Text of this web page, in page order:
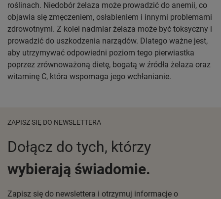
roślinach. Niedobór żelaza może prowadzić do anemii, co
objawia się zmęczeniem, osłabieniem i innymi problemami
zdrowotnymi. Z kolei nadmiar żelaza może być toksyczny i
prowadzić do uszkodzenia narządów. Dlatego ważne jest,
aby utrzymywać odpowiedni poziom tego pierwiastka
poprzez zrównoważoną dietę, bogatą w źródła żelaza oraz
witaminę C, która wspomaga jego wchłanianie.
ZAPISZ SIĘ DO NEWSLETTERA
Dołącz do tych, którzy
wybierają świadomie.
Zapisz się do newslettera i otrzymuj informacje o